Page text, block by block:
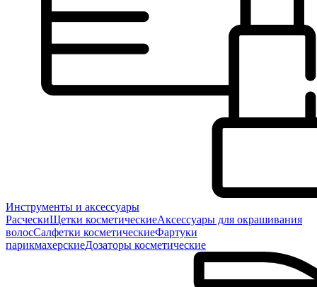
Инструменты и аксессуары
РасческиЩетки косметическиеАксессуары для окрашивания
волосСалфетки косметическиеФартуки
парикмахерскиеДозаторы косметические